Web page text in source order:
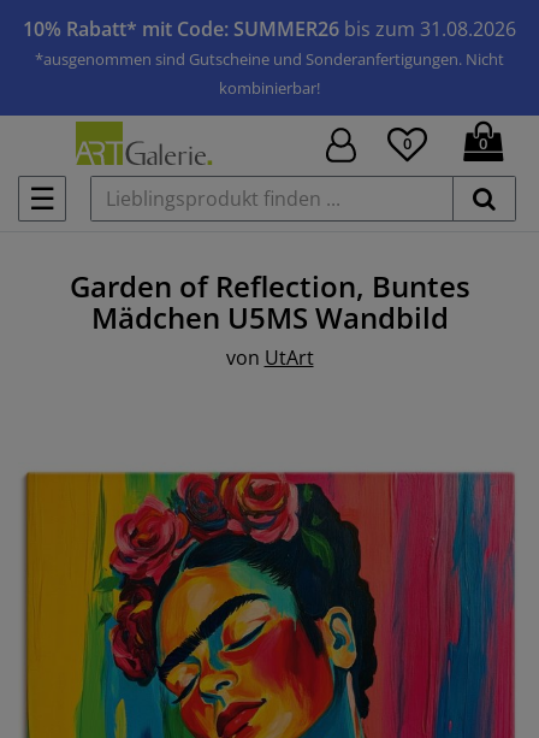
10% Rabatt* mit Code: SUMMER26 bis zum 31.08.2026
*ausgenommen sind Gutscheine und Sonderanfertigungen. Nicht
kombinierbar!
☰
0 0
Garden of Reflection, Buntes
Mädchen U5MS Wandbild
von UtArt